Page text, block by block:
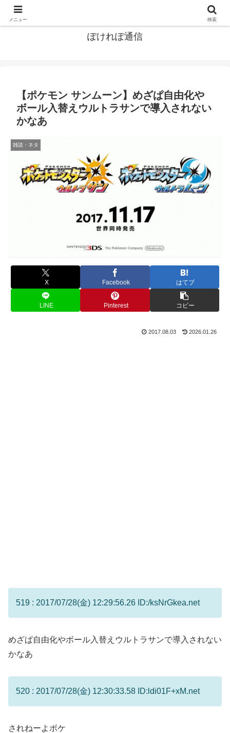
ぽけれぽ通信
【ポケモン サンムーン】めざぱ自由化や
ボール入替えウルトラサンで導入されない
かなあ
雑談・ネタ
X Facebook はてブ
LINE Pinterest コピー
2017.08.03 2026.01.26
519 : 2017/07/28(金) 12:29:56.26 ID:/ksNrGkea.net
めざぱ自由化やボール入替えウルトラサンで導入されない
かなあ
520 : 2017/07/28(金) 12:30:33.58 ID:ldi01F+xM.net
されねーよボケ
メニュー 検索